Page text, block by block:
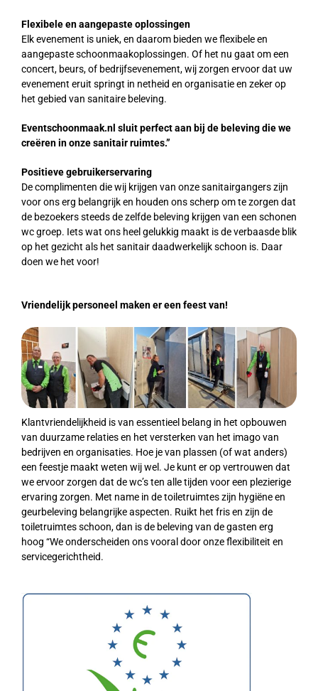
Flexibele en aangepaste oplossingen
Elk evenement is uniek, en daarom bieden we flexibele en
aangepaste schoonmaakoplossingen. Of het nu gaat om een
concert, beurs, of bedrijfsevenement, wij zorgen ervoor dat uw
evenement eruit springt in netheid en organisatie en zeker op
het gebied van sanitaire beleving.
Eventschoonmaak.nl sluit perfect aan bij de beleving die we
creëren in onze sanitair ruimtes.”
Positieve gebruikerservaring
De complimenten die wij krijgen van onze sanitairgangers zijn
voor ons erg belangrijk en houden ons scherp om te zorgen dat
de bezoekers steeds de zelfde beleving krijgen van een schonen
wc groep. Iets wat ons heel gelukkig maakt is de verbaasde blik
op het gezicht als het sanitair daadwerkelijk schoon is. Daar
doen we het voor!
Vriendelijk personeel maken er een feest van!
Klantvriendelijkheid is van essentieel belang in het opbouwen
van duurzame relaties en het versterken van het imago van
bedrijven en organisaties. Hoe je van plassen (of wat anders)
een feestje maakt weten wij wel. Je kunt er op vertrouwen dat
we ervoor zorgen dat de wc’s ten alle tijden voor een plezierige
ervaring zorgen. Met name in de toiletruimtes zijn hygiëne en
geurbeleving belangrijke aspecten. Ruikt het fris en zijn de
toiletruimtes schoon, dan is de beleving van de gasten erg
hoog “We onderscheiden ons vooral door onze flexibiliteit en
servicegerichtheid.